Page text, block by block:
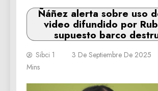
Ñáñez alerta sobre uso
video difundido por
supuesto barco
Sibci 1 3 De Septiembre De 2025
Mins